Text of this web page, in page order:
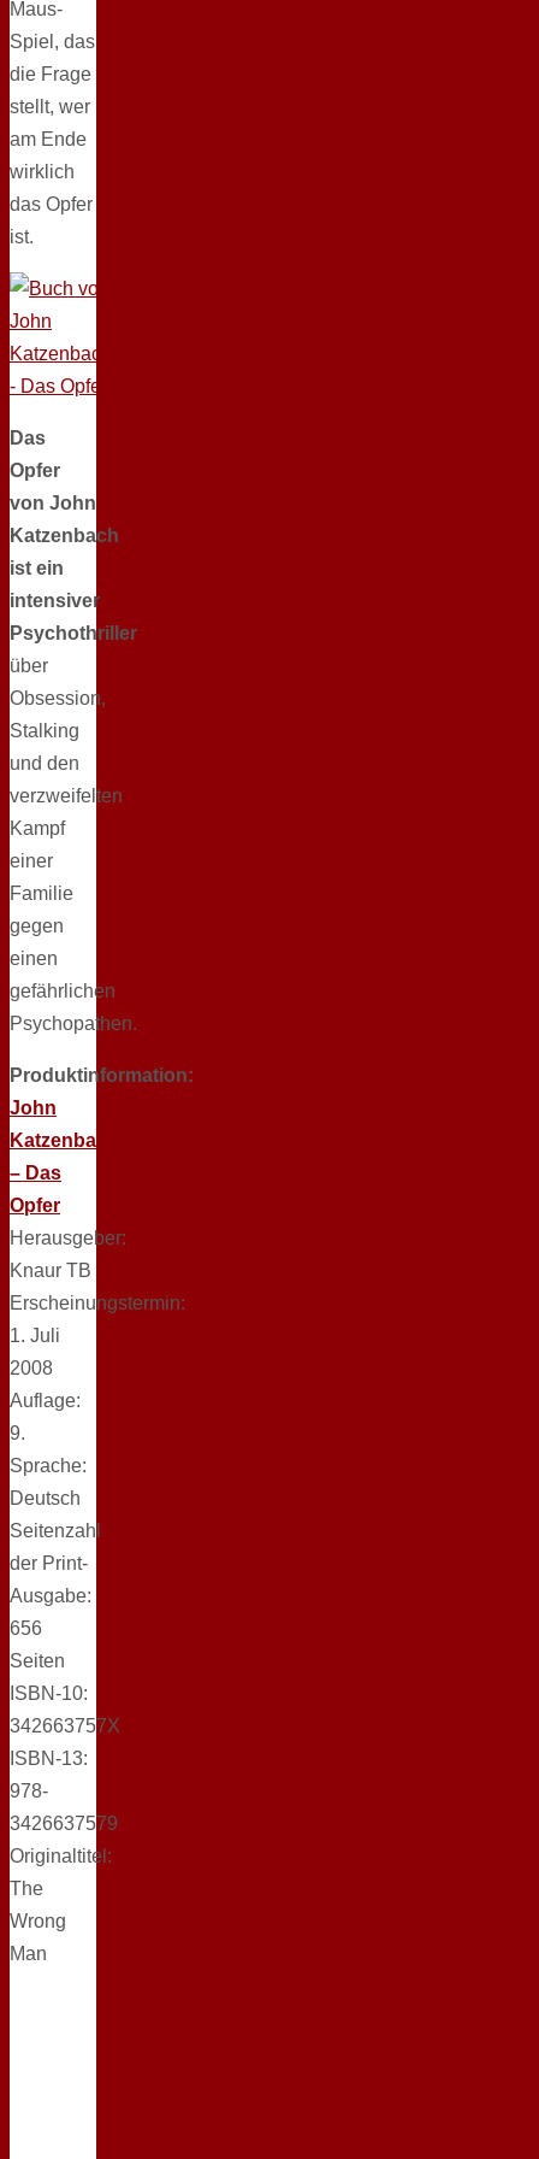
Maus-
Spiel, das
die Frage
stellt, wer
am Ende
wirklich
das Opfer
ist.
Das
Opfer
von John
Katzenbach
ist ein
intensiver
Psychothriller
über
Obsession,
Stalking
und den
verzweifelten
Kampf
einer
Familie
gegen
einen
gefährlichen
Psychopathen.
Produktinformation:
John
Katzenbach
– Das
Opfer
Herausgeber:
Knaur TB
Erscheinungstermin:
1. Juli
2008
Auflage:
9.
Sprache:
Deutsch
Seitenzahl
der Print-
Ausgabe:
656
Seiten
ISBN-10:
342663757X
ISBN-13:
978-
3426637579
Originaltitel:
The
Wrong
Man